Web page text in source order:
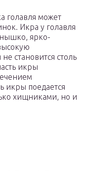
голавля может
Икра у голавля
ярко-
становится столь
икры
икры поедается
хищниками, но и